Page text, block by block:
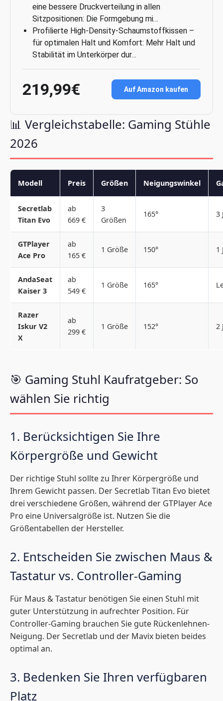
eine bessere Druckverteilung in allen
Sitzpositionen: Die Formgebung mi…
Profilierte High-Density-Schaumstoffkissen –
für optimalen Halt und Komfort: Mehr Halt und
Stabilität im Unterkörper dur…
219,99€ Auf Amazon kaufen
📊 Vergleichstabelle: Gaming Stühle
2026
Modell Preis Größen Neigungswinkel
Secretlab
Titan Evo
ab
669 €
3
Größen
165° 3
GTPlayer
Ace Pro
ab
165 €
1 Größe 150° 1
AndaSeat
Kaiser 3
ab
549 €
1 Größe 165°
Razer
Iskur V2
X
ab
299 €
1 Größe 152° 2
🎯 Gaming Stuhl Kaufratgeber: So
wählen Sie richtig
1. Berücksichtigen Sie Ihre
Körpergröße und Gewicht
Der richtige Stuhl sollte zu Ihrer Körpergröße und
Ihrem Gewicht passen. Der Secretlab Titan Evo bietet
drei verschiedene Größen, während der GTPlayer Ace
Pro eine Universalgröße ist. Nutzen Sie die
Größentabellen der Hersteller.
2. Entscheiden Sie zwischen Maus &
Tastatur vs. Controller-Gaming
Für Maus & Tastatur benötigen Sie einen Stuhl mit
guter Unterstützung in aufrechter Position. Für
Controller-Gaming brauchen Sie gute Rückenlehnen-
Neigung. Der Secretlab und der Mavix bieten beides
optimal an.
3. Bedenken Sie Ihren verfügbaren
Platz